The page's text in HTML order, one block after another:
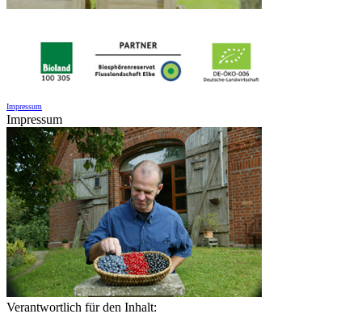
Impressum
Impressum
Verantwortlich für den Inhalt: